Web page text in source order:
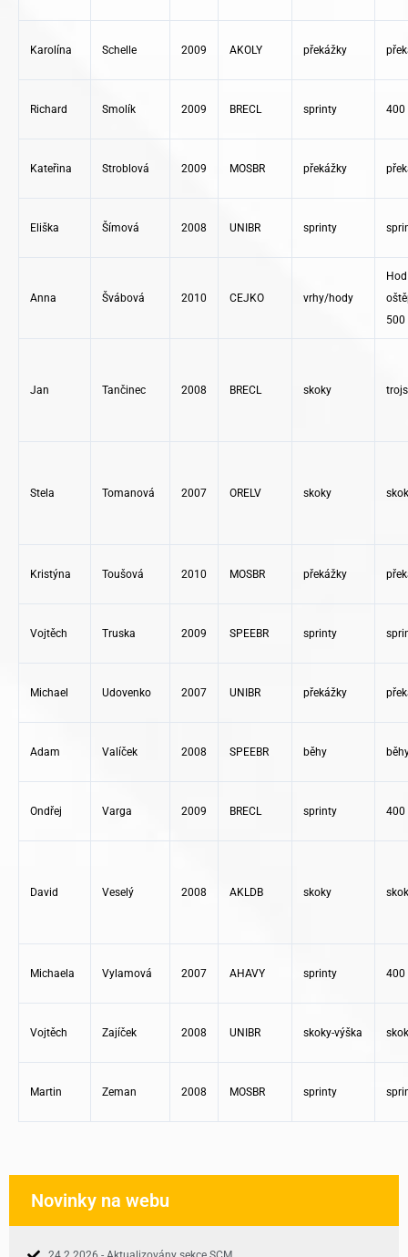
Karolína Schelle 2009 AKOLY překážky
Richard Smolík 2009 BRECL sprinty 400
Kateřina Stroblová 2009 MOSBR překážky
Eliška Šímová 2008 UNIBR sprinty
Anna Švábová 2010 CEJKO vrhy/hody
Hod
500
Jan Tančinec 2008 BRECL skoky
Stela Tomanová 2007 ORELV skoky
Kristýna Toušová 2010 MOSBR překážky
Vojtěch Truska 2009 SPEEBR sprinty
Michael Udovenko 2007 UNIBR překážky
Adam Valíček 2008 SPEEBR běhy
Ondřej Varga 2009 BRECL sprinty 400
David Veselý 2008 AKLDB skoky
Michaela Vylamová 2007 AHAVY sprinty 400
Vojtěch Zajíček 2008 UNIBR skoky-výška
Martin Zeman 2008 MOSBR sprinty
Novinky na webu